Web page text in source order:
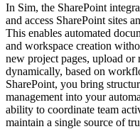
In Sim, the SharePoint
and access SharePoint sites
This enables automated
and workspace creation
new project pages, upload or
dynamically, based on
SharePoint, you bring
management into your
ability to coordinate team
maintain a single source of